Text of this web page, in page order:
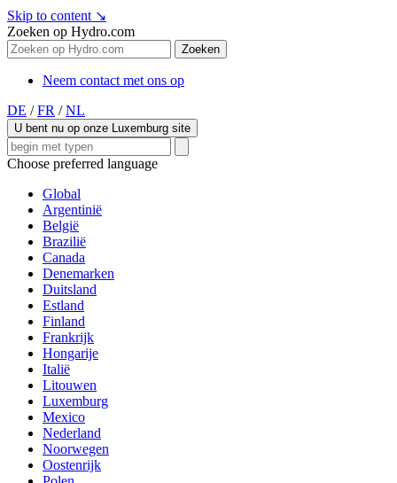
Skip to content ↘
Zoeken op Hydro.com
Zoeken
Neem contact met ons op
DE / FR / NL
U bent nu op onze Luxemburg site
Choose preferred language
Global
Argentinië
België
Brazilië
Canada
Denemarken
Duitsland
Estland
Finland
Frankrijk
Hongarije
Italië
Litouwen
Luxemburg
Mexico
Nederland
Noorwegen
Oostenrijk